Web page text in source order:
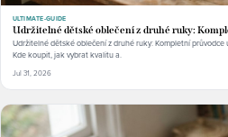
ULTIMATE-GUIDE
Udržitelné dětské oblečení z druhé ruky:
Udržitelné dětské oblečení z druhé ruky: Kompletní
Kde koupit, jak vybrat kvalitu a.
Jul 31, 2026